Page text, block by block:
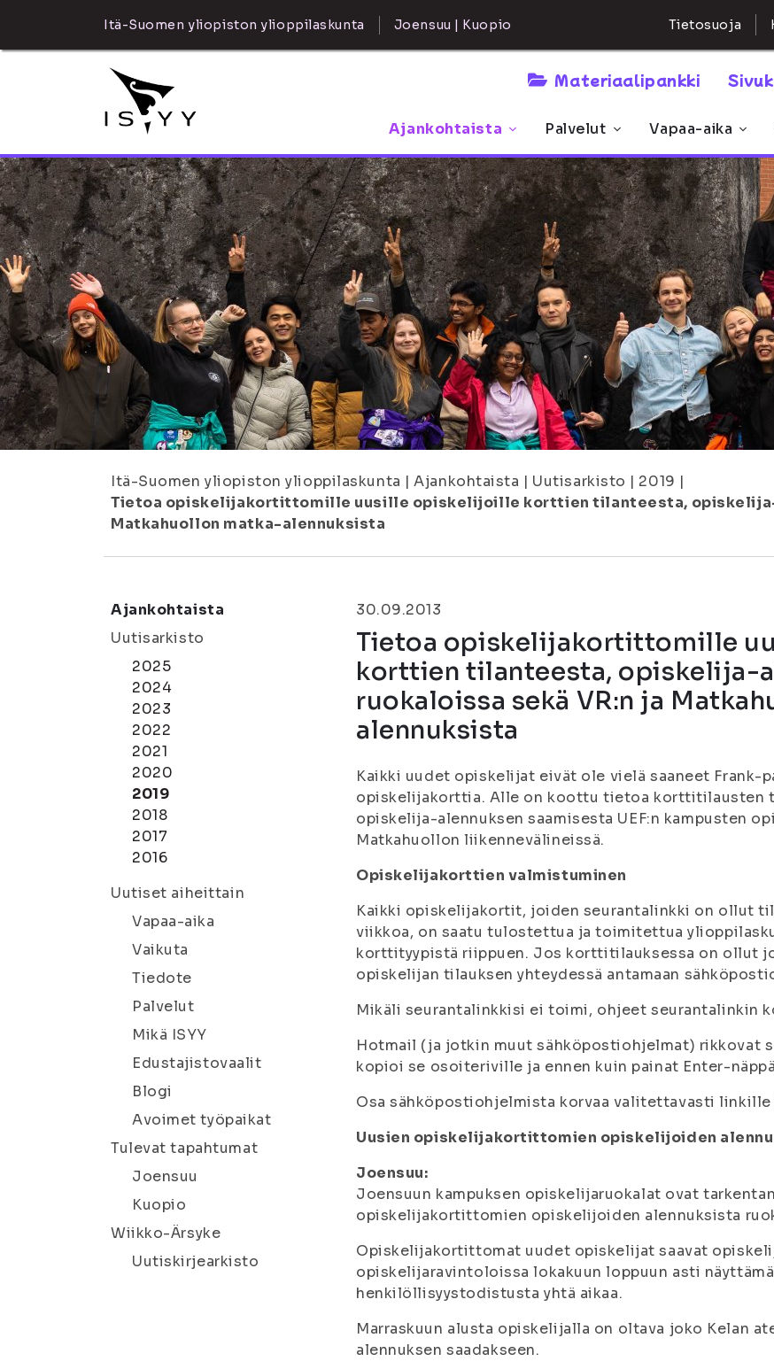
Itä-Suomen yliopiston ylioppilaskunta Joensuu | Kuopio Tietosuoja
Materiaalipankki
Ajankohtaista Palvelut Vapaa-aika
Itä-Suomen yliopiston ylioppilaskunta | Ajankohtaista | Uutisarkisto | 2019 |
Tietoa opiskelijakortittomille uusille opiskelijoille korttien tilanteesta, opiskelija-
Matkahuollon matka-alennuksista
Ajankohtaista
Uutisarkisto
2025
2024
2023
2022
2021
2020
2019
2018
2017
2016
Uutiset aiheittain
Vapaa-aika
Vaikuta
Tiedote
Palvelut
Mikä ISYY
Edustajistovaalit
Blogi
Avoimet työpaikat
Tulevat tapahtumat
Joensuu
Kuopio
Wiikko-Ärsyke
Uutiskirjearkisto
30.09.2013
Tietoa opiskelijakortittomille
korttien tilanteesta, opiskelija-
ruokaloissa sekä VR:n ja
alennuksista
Kaikki uudet opiskelijat eivät ole vielä saaneet Frank-
opiskelijakorttia. Alle on koottu tietoa korttitilausten
opiskelija-alennuksen saamisesta UEF:n kampusten
Matkahuollon liikennevälineissä.
Opiskelijakorttien valmistuminen
Kaikki opiskelijakortit, joiden seurantalinkki on ollut
viikkoa, on saatu tulostettua ja toimitettua
korttityypistä riippuen. Jos korttitilauksessa on ollut
opiskelijan tilauksen yhteydessä antamaan
Mikäli seurantalinkkisi ei toimi, ohjeet seurantalinkin
Hotmail (ja jotkin muut sähköpostiohjelmat) rikkovat
kopioi se osoiteriville ja ennen kuin painat Enter-
Osa sähköpostiohjelmista korvaa valitettavasti
Uusien opiskelijakortittomien opiskelijoiden
Joensuu:
Joensuun kampuksen opiskelijaruokalat ovat
opiskelijakortittomien opiskelijoiden alennuksista
Opiskelijakortittomat uudet opiskelijat saavat
opiskelijaravintoloissa lokakuun loppuun asti
henkilöllisyystodistusta yhtä aikaa.
Marraskuun alusta opiskelijalla on oltava joko Kelan
alennuksen saadakseen.